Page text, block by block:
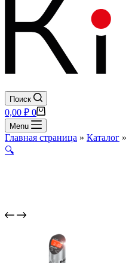
Поиск
Корзина
0,00 ₽ 0
Menu
Главная страница » Каталог »
🔍